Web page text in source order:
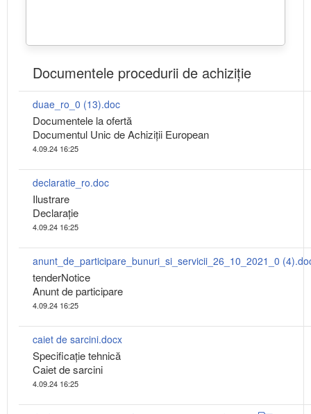
Documentele procedurii de achiziție
duae_ro_0 (13).doc
Documentele la ofertă
Documentul Unic de Achiziții European
4.09.24 16:25
declaratie_ro.doc
Ilustrare
Declarație
4.09.24 16:25
anunt_de_participare_bunuri_si_servicii_26_10_2021_0
tenderNotice
Anunt de participare
4.09.24 16:25
caiet de sarcini.docx
Specificaţie tehnică
Caiet de sarcini
4.09.24 16:25